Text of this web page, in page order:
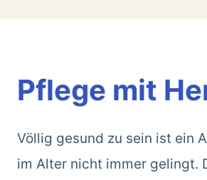
Pflege mit
Völlig gesund zu sein ist ein
im Alter nicht immer gelingt.